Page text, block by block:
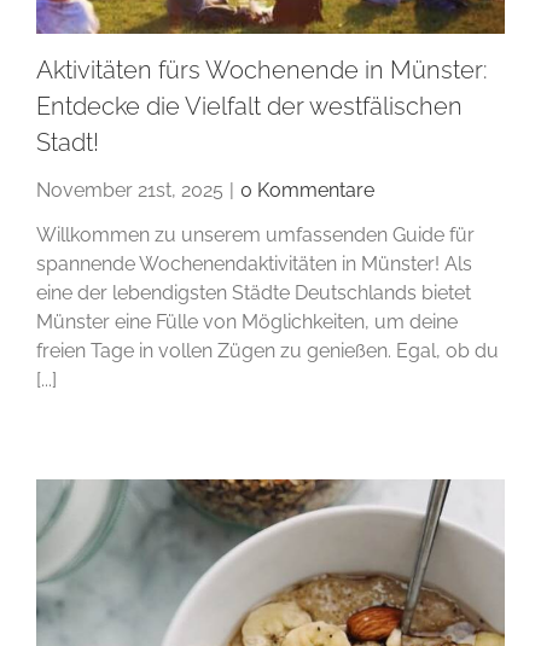
Aktivitäten fürs Wochenende in Münster:
Entdecke die Vielfalt der westfälischen
Stadt!
November 21st, 2025 | 0 Kommentare
Willkommen zu unserem umfassenden Guide für
spannende Wochenendaktivitäten in Münster! Als
eine der lebendigsten Städte Deutschlands bietet
Münster eine Fülle von Möglichkeiten, um deine
freien Tage in vollen Zügen zu genießen. Egal, ob du
[...]